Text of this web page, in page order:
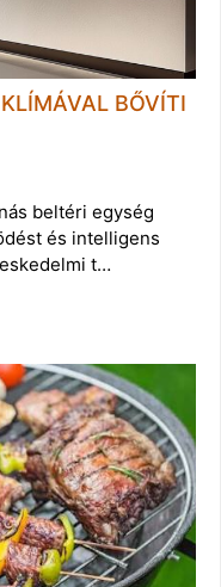
BŐVÍTI
beltéri egység
és intelligens
t…